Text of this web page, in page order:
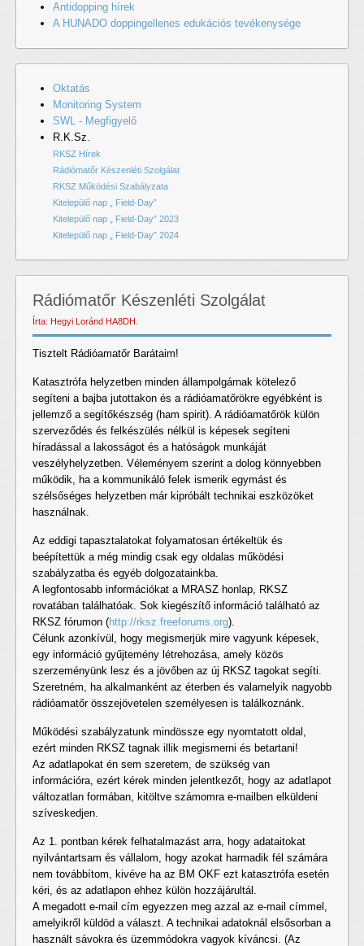
Antidopping hírek
A HUNADO doppingellenes edukációs tevékenysége
Oktatás
Monitoring System
SWL - Megfigyelő
R.K.Sz.
RKSZ Hírek
Rádiómatőr Készenléti Szolgálat
RKSZ Működési Szabályzata
Kitelepülő nap „ Field-Day”
Kitelepülő nap „ Field-Day” 2023
Kitelepülő nap „ Field-Day” 2024
Rádiómatőr Készenléti Szolgálat
Írta: Hegyi Loránd HA8DH.
Tisztelt Rádióamatőr Barátaim!
Katasztrófa helyzetben minden állampolgárnak kötelező
segíteni a bajba jutottakon és a rádióamatőrökre egyébként is
jellemző a segítőkészség (ham spirit). A rádióamatőrök külön
szerveződés és felkészülés nélkül is képesek segíteni
híradással a lakosságot és a hatóságok munkáját
veszélyhelyzetben. Véleményem szerint a dolog könnyebben
működik, ha a kommunikáló felek ismerik egymást és
szélsőséges helyzetben már kipróbált technikai eszközöket
használnak.
Az eddigi tapasztalatokat folyamatosan értékeltük és
beépítettük a még mindig csak egy oldalas működési
szabályzatba és egyéb dolgozatainkba.
A legfontosabb információkat a MRASZ honlap, RKSZ
rovatában találhatóak. Sok kiegészítő információ található az
RKSZ fórumon (http://rksz.freeforums.org).
Célunk azonkívül, hogy megismerjük mire vagyunk képesek,
egy információ gyűjtemény létrehozása, amely közös
szerzeményünk lesz és a jövőben az új RKSZ tagokat segíti.
Szeretném, ha alkalmanként az éterben és valamelyik nagyobb
rádióamatőr összejövetelen személyesen is találkoznánk.
Működési szabályzatunk mindössze egy nyomtatott oldal,
ezért minden RKSZ tagnak illik megismerni és betartani!
Az adatlapokat én sem szeretem, de szükség van
információra, ezért kérek minden jelentkezőt, hogy az adatlapot
változatlan formában, kitöltve számomra e-mailben elküldeni
szíveskedjen.
Az 1. pontban kérek felhatalmazást arra, hogy adataitokat
nyilvántartsam és vállalom, hogy azokat harmadik fél számára
nem továbbítom, kivéve ha az BM OKF ezt katasztrófa esetén
kéri, és az adatlapon ehhez külön hozzájárultál.
A megadott e-mail cím egyezzen meg azzal az e-mail címmel,
amelyikről küldöd a választ. A technikai adatoknál elsősorban a
használt sávokra és üzemmódokra vagyok kíváncsi. (Az